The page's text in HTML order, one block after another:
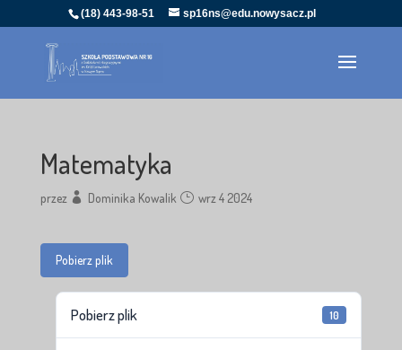
(18) 443-98-51 sp16ns@edu.nowysacz.pl
Matematyka
przez Dominika Kowalik wrz 4 2024
Pobierz plik
Pobierz plik 10